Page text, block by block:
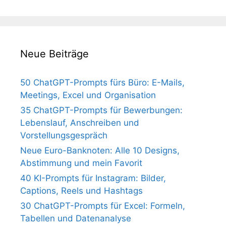
Neue Beiträge
50 ChatGPT-Prompts fürs Büro: E-Mails,
Meetings, Excel und Organisation
35 ChatGPT-Prompts für Bewerbungen:
Lebenslauf, Anschreiben und
Vorstellungsgespräch
Neue Euro-Banknoten: Alle 10 Designs,
Abstimmung und mein Favorit
40 KI-Prompts für Instagram: Bilder,
Captions, Reels und Hashtags
30 ChatGPT-Prompts für Excel: Formeln,
Tabellen und Datenanalyse